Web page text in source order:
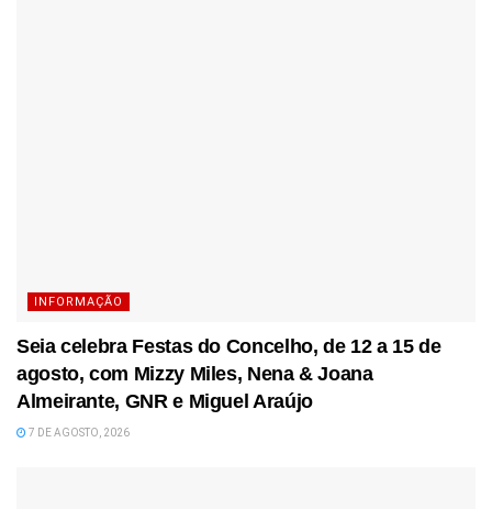
INFORMAÇÃO
Seia celebra Festas do Concelho, de 12 a 15 de
agosto, com Mizzy Miles, Nena & Joana
Almeirante, GNR e Miguel Araújo
7 DE AGOSTO, 2026